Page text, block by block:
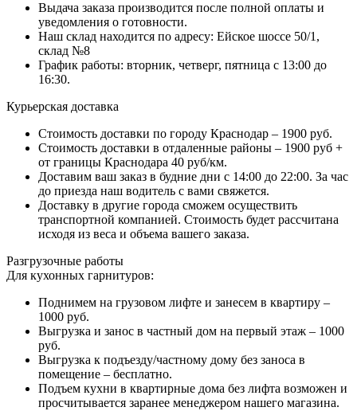
Выдача заказа производится после полной оплаты и
уведомления о готовности.
Наш склад находится по адресу: Ейское шоссе 50/1,
склад №8
График работы: вторник, четверг, пятница с 13:00 до
16:30.
Курьерская доставка
Стоимость доставки по городу Краснодар – 1900 руб.
Стоимость доставки в отдаленные районы – 1900 руб +
от границы Краснодара 40 руб/км.
Доставим ваш заказ в будние дни с 14:00 до 22:00. За час
до приезда наш водитель с вами свяжется.
Доставку в другие города сможем осуществить
транспортной компанией. Стоимость будет рассчитана
исходя из веса и объема вашего заказа.
Разгрузочные работы
Для кухонных гарнитуров:
Поднимем на грузовом лифте и занесем в квартиру –
1000 руб.
Выгрузка и занос в частный дом на первый этаж – 1000
руб.
Выгрузка к подъезду/частному дому без заноса в
помещение – бесплатно.
Подъем кухни в квартирные дома без лифта возможен и
просчитывается заранее менеджером нашего магазина.